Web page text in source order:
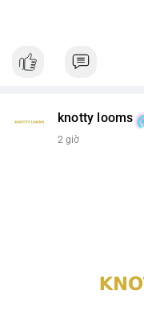
knotty looms
2 giờ